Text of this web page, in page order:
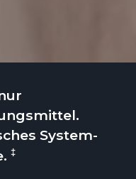
System-
‡